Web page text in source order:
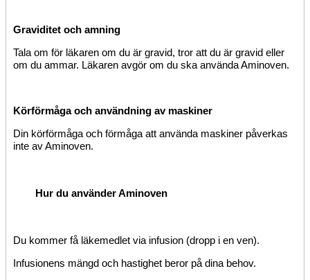
Graviditet och amning
Tala om för läkaren om du är gravid, tror att du är gravid eller
om du ammar. Läkaren avgör om du ska använda Aminoven.
Körförmåga och användning av maskiner
Din körförmåga och förmåga att använda maskiner påverkas
inte av Aminoven.
Hur du använder Aminoven
Du kommer få läkemedlet via infusion (dropp i en ven).
Infusionens mängd och hastighet beror på dina behov.